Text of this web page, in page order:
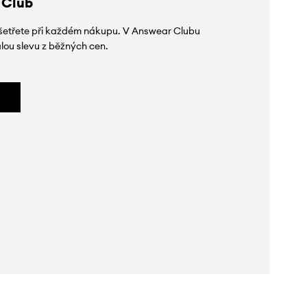
při každém nákupu. V Answear Clubu
slevu z běžných cen.